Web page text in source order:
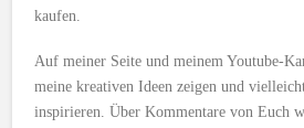
kaufen.
Auf meiner Seite und meinem Youtube-
meine kreativen Ideen zeigen und
inspirieren. Über Kommentare von Euch